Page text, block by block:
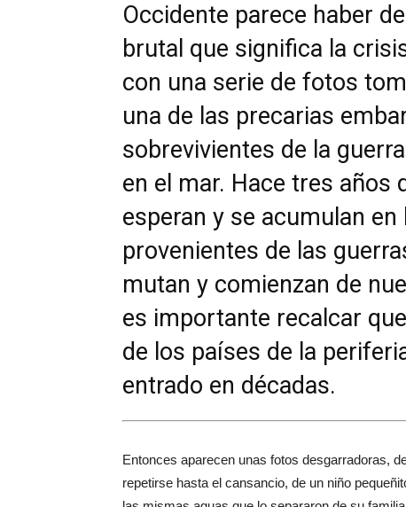
Occidente parece haber
brutal que significa la
con una serie de fotos
una de las precarias
sobrevivientes de la
en el mar. Hace tres años
esperan y se acumulan
provenientes de las
mutan y comienzan de
es importante recalcar
de los países de la
entrado en décadas.
Entonces aparecen unas fotos desgarradoras,
repetirse hasta el cansancio, de un niño